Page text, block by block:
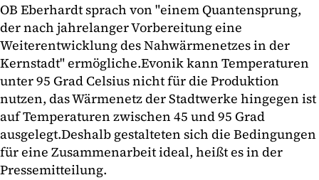
OB Eberhardt sprach von "einem Quantensprung,
der nach jahrelanger Vorbereitung eine
Weiterentwicklung des Nahwärmenetzes in der
Kernstadt" ermögliche.Evonik kann Temperaturen
unter 95 Grad Celsius nicht für die Produktion
nutzen, das Wärmenetz der Stadtwerke hingegen ist
auf Temperaturen zwischen 45 und 95 Grad
ausgelegt.Deshalb gestalteten sich die Bedingungen
für eine Zusammenarbeit ideal, heißt es in der
Pressemitteilung.